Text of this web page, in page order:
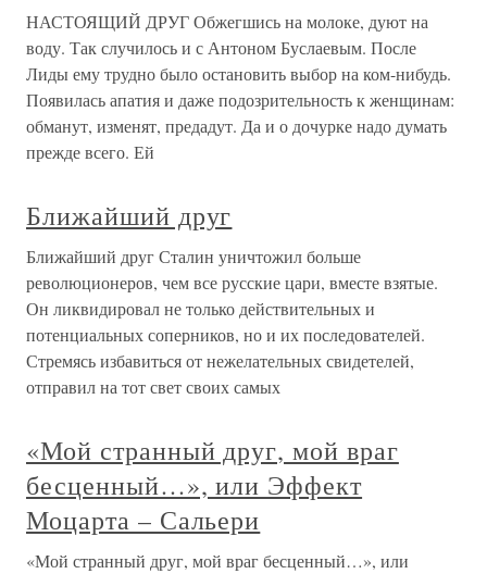
НАСТОЯЩИЙ ДРУГ Обжегшись на молоке, дуют на
воду. Так случилось и с Антоном Буслаевым. После
Лиды ему трудно было остановить выбор на ком-нибудь.
Появилась апатия и даже подозрительность к женщинам:
обманут, изменят, предадут. Да и о дочурке надо думать
прежде всего. Ей
Ближайший друг
Ближайший друг Сталин уничтожил больше
революционеров, чем все русские цари, вместе взятые.
Он ликвидировал не только действительных и
потенциальных соперников, но и их последователей.
Стремясь избавиться от нежелательных свидетелей,
отправил на тот свет своих самых
«Мой странный друг, мой враг
бесценный…», или Эффект
Моцарта – Сальери
«Мой странный друг, мой враг бесценный…», или